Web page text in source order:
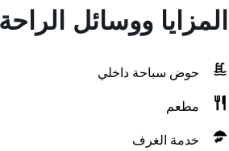
المزايا ووسائل
حوض سباحة داخلي
مطعم
خدمة الغرف